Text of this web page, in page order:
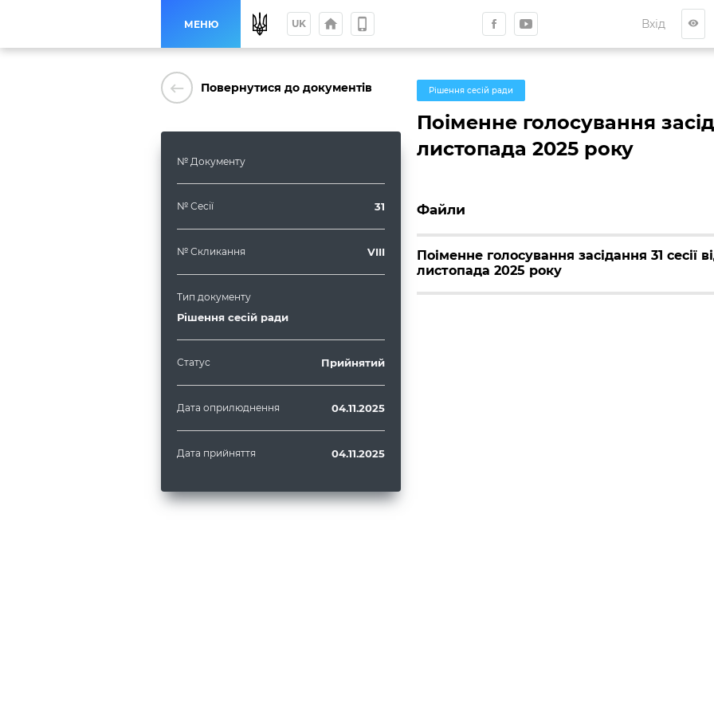
МЕНЮ UK home phone_iphone Вхід visibility
keyboard_backspace Повернутися до документів
№ Документу
№ Сесії 31
№ Скликання VIII
Тип документу
Рішення сесій ради
Статус Прийнятий
Дата оприлюднення 04.11.2025
Дата прийняття 04.11.2025
Рішення сесій ради
Поіменне голосування
листопада 2025 року
Файли
Поіменне голосування засідання 31 сесії
листопада 2025 року